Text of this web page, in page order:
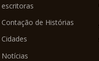
escritoras
Contação de Histórias
Cidades
Notícias